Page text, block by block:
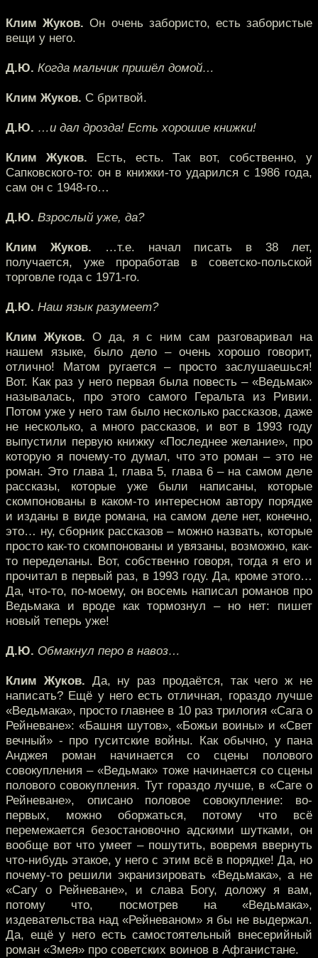
Клим Жуков. Он очень забористо, есть забористые
вещи у него.
Д.Ю. Когда мальчик пришёл домой…
Клим Жуков. С бритвой.
Д.Ю. …и дал дрозда! Есть хорошие книжки!
Клим Жуков. Есть, есть. Так вот, собственно, у
Сапковского-то: он в книжки-то ударился с 1986 года,
сам он с 1948-го…
Д.Ю. Взрослый уже, да?
Клим Жуков. …т.е. начал писать в 38 лет,
получается, уже проработав в советско-польской
торговле года с 1971-го.
Д.Ю. Наш язык разумеет?
Клим Жуков. О да, я с ним сам разговаривал на
нашем языке, было дело – очень хорошо говорит,
отлично! Матом ругается – просто заслушаешься!
Вот. Как раз у него первая была повесть – «Ведьмак»
называлась, про этого самого Геральта из Ривии.
Потом уже у него там было несколько рассказов, даже
не несколько, а много рассказов, и вот в 1993 году
выпустили первую книжку «Последнее желание», про
которую я почему-то думал, что это роман – это не
роман. Это глава 1, глава 5, глава 6 – на самом деле
рассказы, которые уже были написаны, которые
скомпонованы в каком-то интересном автору порядке
и изданы в виде романа, на самом деле нет, конечно,
это… ну, сборник рассказов – можно назвать, которые
просто как-то скомпонованы и увязаны, возможно, как-
то переделаны. Вот, собственно говоря, тогда я его и
прочитал в первый раз, в 1993 году. Да, кроме этого…
Да, что-то, по-моему, он восемь написал романов про
Ведьмака и вроде как тормознул – но нет: пишет
новый теперь уже!
Д.Ю. Обмакнул перо в навоз…
Клим Жуков. Да, ну раз продаётся, так чего ж не
написать? Ещё у него есть отличная, гораздо лучше
«Ведьмака», просто главнее в 10 раз трилогия «Сага о
Рейневане»: «Башня шутов», «Божьи воины» и «Свет
вечный» - про гуситские войны. Как обычно, у пана
Анджея роман начинается со сцены полового
совокупления – «Ведьмак» тоже начинается со сцены
полового совокупления. Тут гораздо лучше, в «Саге о
Рейневане», описано половое совокупление: во-
первых, можно оборжаться, потому что всё
перемежается безостановочно адскими шутками, он
вообще вот что умеет – пошутить, вовремя ввернуть
что-нибудь этакое, у него с этим всё в порядке! Да, но
почему-то решили экранизировать «Ведьмака», а не
«Сагу о Рейневане», и слава Богу, доложу я вам,
потому что, посмотрев на «Ведьмака»,
издевательства над «Рейневаном» я бы не выдержал.
Да, ещё у него есть самостоятельный внесерийный
роман «Змея» про советских воинов в Афганистане.